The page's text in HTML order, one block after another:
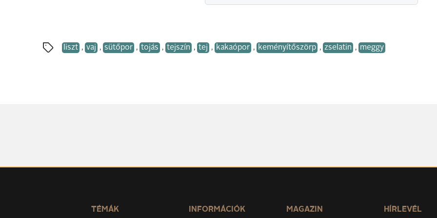
liszt , vaj , sütőpor , tojás , tejszín , tej , kakaópor , keményítőszörp , zselatin , meggy
TÉMÁK INFORMÁCIÓK MAGAZIN HÍRLEVÉL